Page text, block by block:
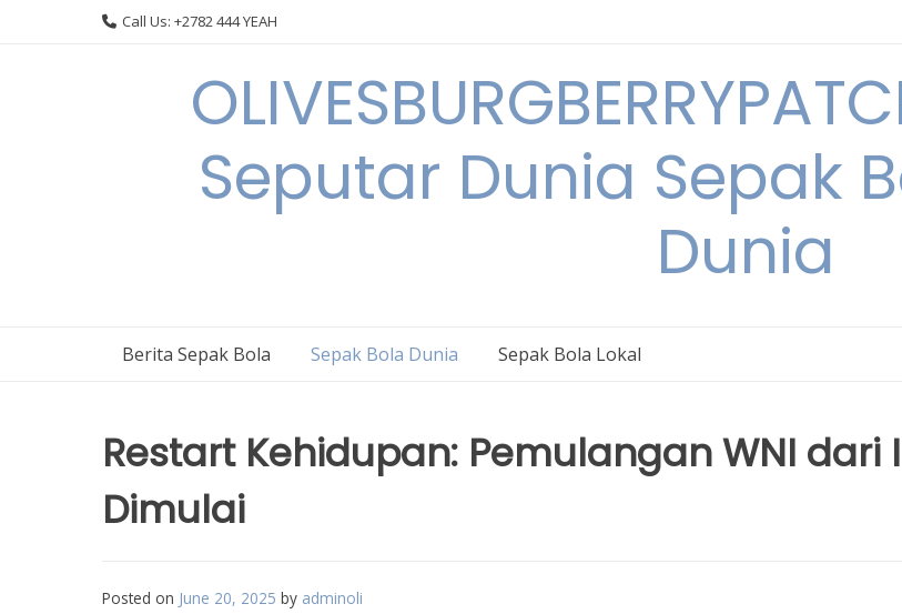
Call Us: +2782 444 YEAH
Seputar Dunia Sepak
Dunia
Berita Sepak Bola Sepak Bola Dunia Sepak Bola Lokal
Restart Kehidupan: Pemulangan WNI dari
Dimulai
Posted on June 20, 2025 by adminoli